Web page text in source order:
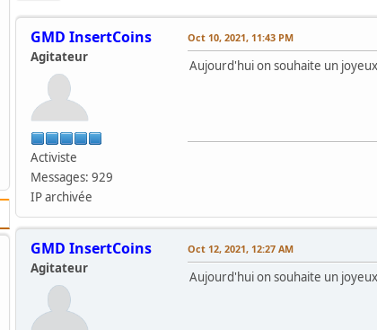
GMD InsertCoins
Agitateur
Activiste
Messages: 929
IP archivée
Oct 10, 2021, 11:43 PM
Aujourd'hui on souhaite un
GMD InsertCoins
Agitateur
Oct 12, 2021, 12:27 AM
Aujourd'hui on souhaite un